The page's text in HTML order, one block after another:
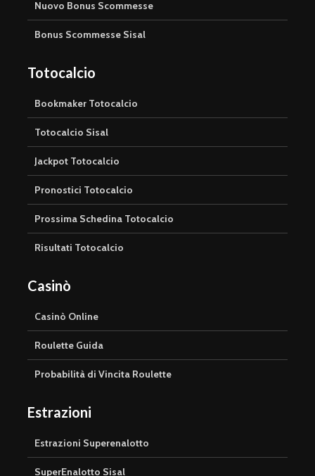
Nuovo Bonus Scommesse
Bonus Scommesse Sisal
Totocalcio
Bookmaker Totocalcio
Totocalcio Sisal
Jackpot Totocalcio
Pronostici Totocalcio
Prossima Schedina Totocalcio
Risultati Totocalcio
Casinò
Casinò Online
Roulette Guida
Probabilità di Vincita Roulette
Estrazioni
Estrazioni Superenalotto
SuperEnalotto Sisal